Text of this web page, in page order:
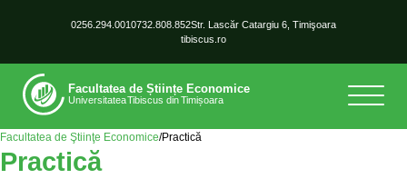
0256.294.0010732.808.852Str. Lascăr Catargiu 6, Timişoara
tibiscus.ro
Facultatea de Ştiinţe Economice/Practică
Practică